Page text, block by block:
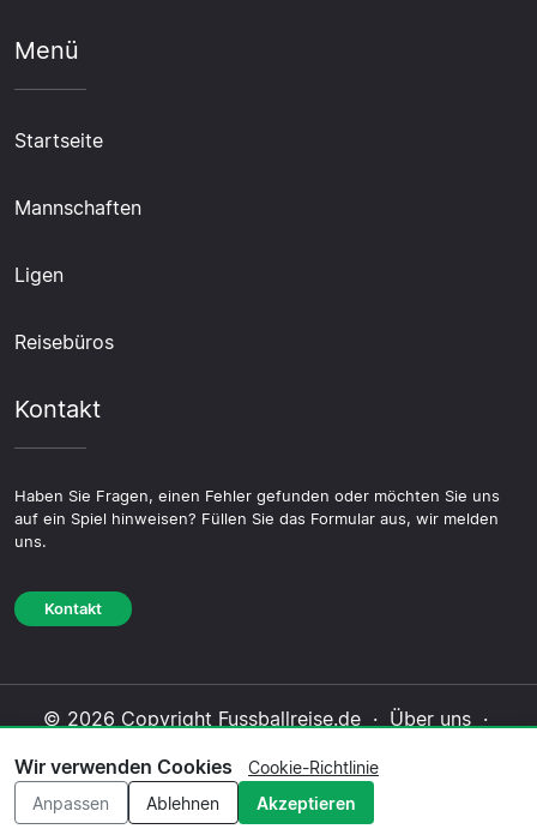
Menü
Startseite
Mannschaften
Ligen
Reisebüros
Kontakt
Haben Sie Fragen, einen Fehler gefunden oder möchten Sie uns
auf ein Spiel hinweisen? Füllen Sie das Formular aus, wir melden
uns.
Kontakt
© 2026 Copyright Fussballreise.de · Über uns ·
Cookie-Richtlinie·Redaktionelle Richtlinie
Wir verwenden Cookies
Cookie-Richtlinie
Anpassen
Ablehnen Akzeptieren